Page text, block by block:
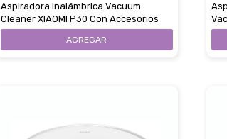
Aspiradora Inalámbrica Vacuum
Cleaner XIAOMI P30 Con Accesorios